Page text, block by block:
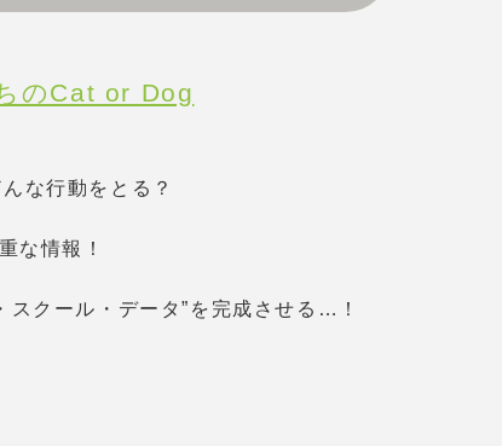
のCat or Dog
な行動をとる？
な情報！
スクール・データ”を完成させる…！